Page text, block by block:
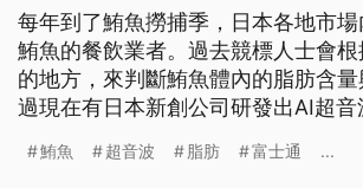
每年到了鮪魚撈捕季，日本各地市
鮪魚的餐飲業者。過去競標人士會
的地方，來判斷鮪魚體內的脂肪含
過現在有日本新創公司研發出AI超音
採購。
鮪魚 超音波 脂肪 富士通 ...